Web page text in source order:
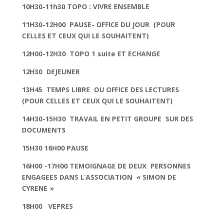
10H30-11h30 TOPO : VIVRE ENSEMBLE
11H30-12H00 PAUSE- OFFICE DU JOUR (POUR
CELLES ET CEUX QUI LE SOUHAITENT)
12H00-12H30 TOPO 1 suite ET ECHANGE
12H30 DEJEUNER
13H45 TEMPS LIBRE OU OFFICE DES LECTURES
(POUR CELLES ET CEUX QUI LE SOUHAITENT)
14H30-15H30 TRAVAIL EN PETIT GROUPE SUR DES
DOCUMENTS
15H30 16H00 PAUSE
16H00 -17H00 TEMOIGNAGE DE DEUX PERSONNES
ENGAGEES DANS L’ASSOCIATION « SIMON DE
CYRENE »
18H00 VEPRES